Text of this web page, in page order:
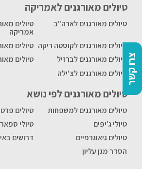
צרו קשר
טיולים מאורגנים לאמריקה
טיולים מאורגנים לארה"ב
טיולים
אמריקה
טיולים מאורגנים לקוסטה ריקה טיולים
טיולים מאורגנים לברזיל
טיולים
טיולים מאורגנים לצ'ילה
טיולים מאורגנים לפי נושא
טיולים מאורגנים למשפחות
טיולים
טיולי ג'יפים
טיולי
טיולים גיאוגרפיים
דרושים
הסדר מגן עליון